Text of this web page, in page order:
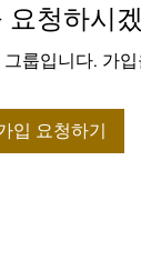
요청하시
룹입니다. 가
입 요청하기